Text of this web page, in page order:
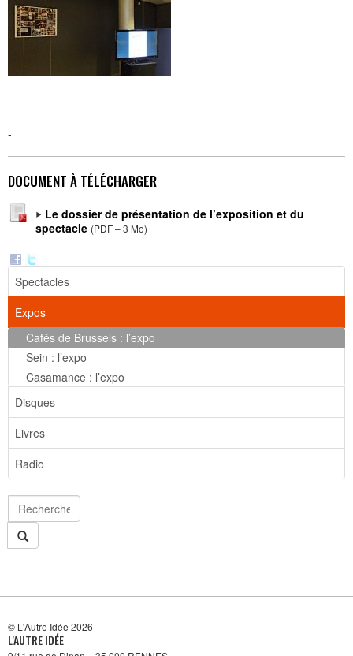
-
DOCUMENT À TÉLÉCHARGER
Le dossier de présentation de l’exposition et du
spectacle (PDF – 3 Mo)
Spectacles
Expos
Cafés de Brussels : l’expo
Sein : l’expo
Casamance : l’expo
Disques
Livres
Radio
© L'Autre Idée 2026
L'AUTRE IDÉE